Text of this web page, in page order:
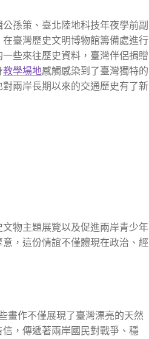
孫策、臺北陸地科技年夜學前副
臺灣歷史文明博物館籌備處進行
些來往歷史資料，臺灣伴侶捐贈
教學場地感觸感染到了臺灣獨特的
兩岸長期以來的交通歷史有了新
物主題展覽以及促進兩岸青少年
，這份情誼不僅體現在政治、經
畫作不僅展現了臺灣漂亮的天然
，傳遞著兩岸國民對戰爭、穩